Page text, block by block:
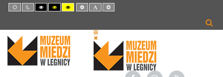
Default
mode
Night
mode
High
Contrast
High
Contrast
High
Contrast
Set
SmallerDefault
Set
Larger